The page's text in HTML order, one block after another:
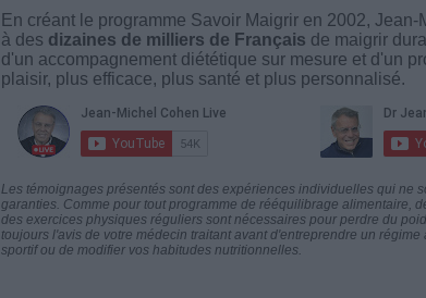
En créant le programme Savoir Maigrir en 2002,
à des dizaines de milliers de Français de maigrir
d'un accompagnement diététique sur mesure et d'un
plaisir, plus efficace, plus santé et plus personnalisé.
Les témoignages présentés sont des expériences individuelles qui ne
garanties. Comme pour tout programme de rééquilibrage alimentaire,
des exercices physiques réguliers sont nécessaires pour perdre du
toujours l'avis de votre médecin traitant avant d'entreprendre un
sportif ou de modifier vos habitudes nutritionnelles.